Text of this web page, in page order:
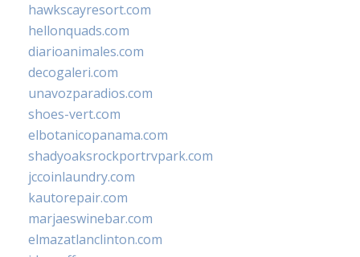
hawkscayresort.com
hellonquads.com
diarioanimales.com
decogaleri.com
unavozparadios.com
shoes-vert.com
elbotanicopanama.com
shadyoaksrockportrvpark.com
jccoinlaundry.com
kautorepair.com
marjaeswinebar.com
elmazatlanclinton.com